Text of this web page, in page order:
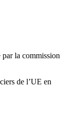
la commission
de l’UE en